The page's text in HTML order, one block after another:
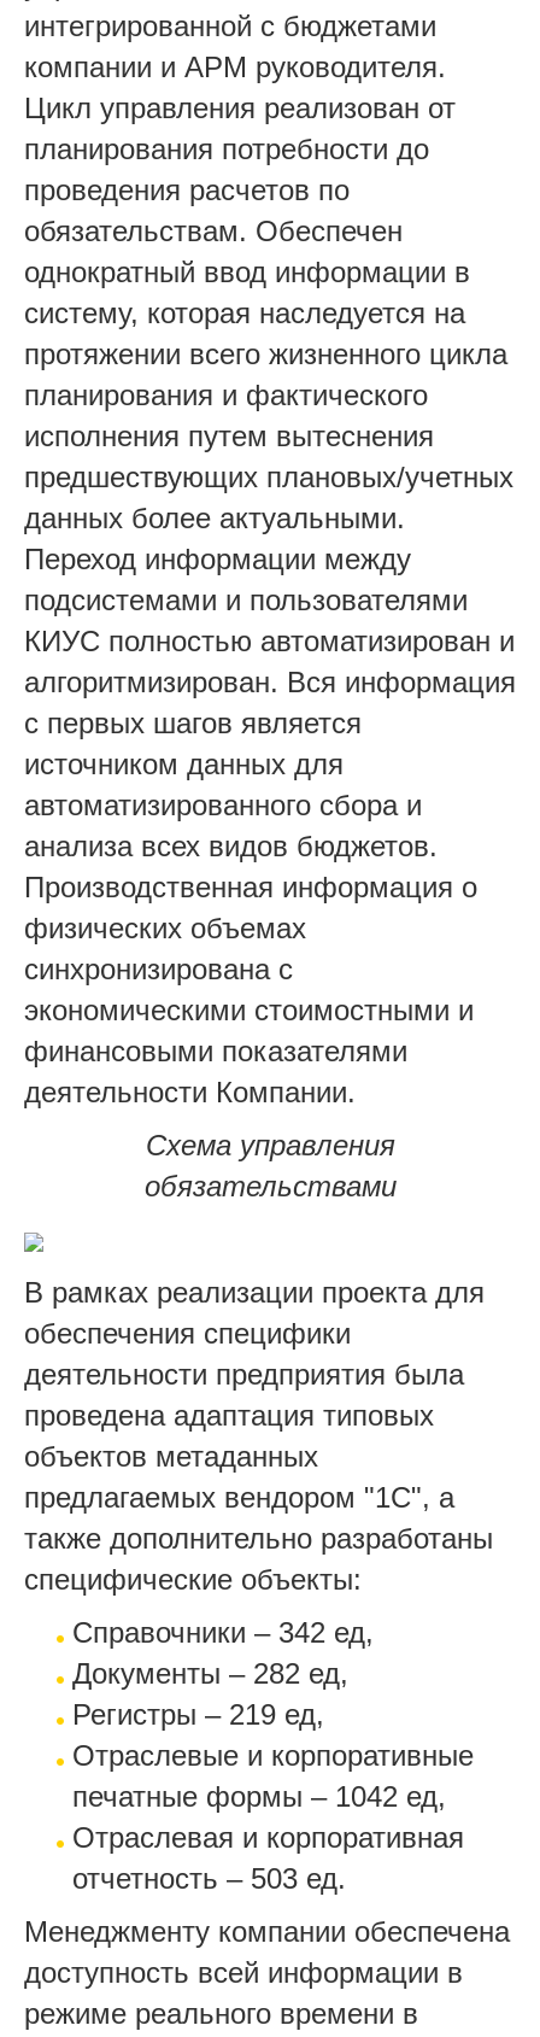
интегрированной с бюджетами
компании и АРМ руководителя.
Цикл управления реализован от
планирования потребности до
проведения расчетов по
обязательствам. Обеспечен
однократный ввод информации в
систему, которая наследуется на
протяжении всего жизненного цикла
планирования и фактического
исполнения путем вытеснения
предшествующих плановых/учетных
данных более актуальными.
Переход информации между
подсистемами и пользователями
КИУС полностью автоматизирован и
алгоритмизирован. Вся информация
с первых шагов является
источником данных для
автоматизированного сбора и
анализа всех видов бюджетов.
Производственная информация о
физических объемах
синхронизирована с
экономическими стоимостными и
финансовыми показателями
деятельности Компании.
Схема управления
обязательствами
В рамках реализации проекта для
обеспечения специфики
деятельности предприятия была
проведена адаптация типовых
объектов метаданных
предлагаемых вендором "1С", а
также дополнительно разработаны
специфические объекты:
Справочники – 342 ед,
Документы – 282 ед,
Регистры – 219 ед,
Отраслевые и корпоративные
печатные формы – 1042 ед,
Отраслевая и корпоративная
отчетность – 503 ед.
Менеджменту компании обеспечена
доступность всей информации в
режиме реального времени в